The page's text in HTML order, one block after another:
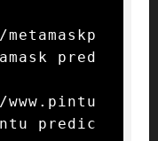
pred
predic